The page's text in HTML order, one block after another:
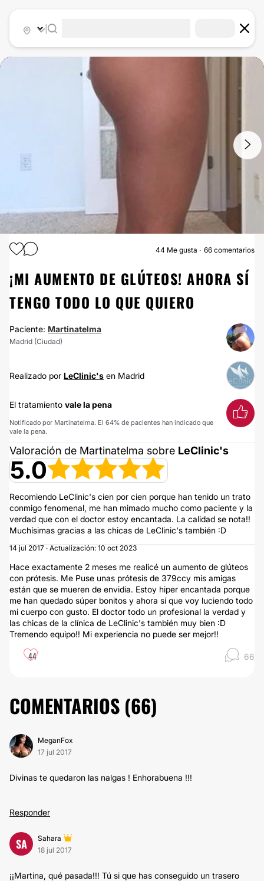
AUMENTO GLÚTEOS
44 Me gusta 66 comentarios
¡MI AUMENTO DE GLÚTEOS! AHORA SÍ
TENGO TODO LO QUE QUIERO
Paciente: Martinatelma
Madrid (Ciudad)
Realizado por LeClinic's en Madrid
El tratamiento vale la pena
Notificado por Martinatelma. El 64% de pacientes han indicado que
vale la pena.
Valoración de Martinatelma sobre LeClinic's
5.0
Recomiendo LeClinic's cien por cien porque han tenido un trato
conmigo fenomenal, me han mimado mucho como paciente y la
verdad que con el doctor estoy encantada. La calidad se nota!!
Muchísimas gracias a las chicas de LeClinic's también :D
14 jul 2017 · Actualización: 10 oct 2023
Hace exactamente 2 meses me realicé un aumento de glúteos
con prótesis. Me Puse unas prótesis de 379ccy mis amigas
están que se mueren de envidia. Estoy hiper encantada porque
me han quedado súper bonitos y ahora sí que voy luciendo todo
mi cuerpo con gusto. El doctor todo un profesional la verdad y
las chicas de la clínica de LeClinic's también muy bien :D
Tremendo equipo!! Mi experiencia no puede ser mejor!!
44 66
COMENTARIOS (66)
MeganFox
17 jul 2017
Divinas te quedaron las nalgas ! Enhorabuena !!!
Responder
SA
Sahara
18 jul 2017
¡¡Martina, qué pasada!!! Tú si que has conseguido un trasero